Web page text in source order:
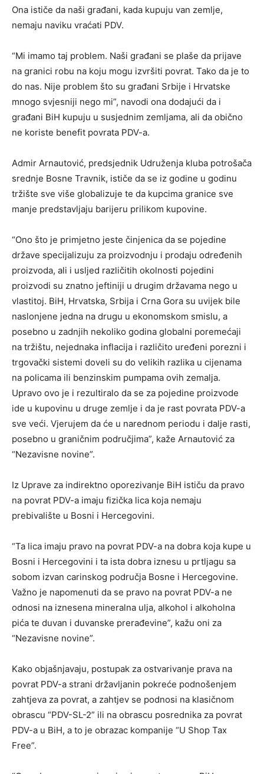
Ona ističe da naši građani, kada kupuju van zemlje,
nemaju naviku vraćati PDV.
“Mi imamo taj problem. Naši građani se plaše da prijave
na granici robu na koju mogu izvršiti povrat. Tako da je to
do nas. Nije problem što su građani Srbije i Hrvatske
mnogo svjesniji nego mi”, navodi ona dodajući da i
građani BiH kupuju u susjednim zemljama, ali da obično
ne koriste benefit povrata PDV-a.
Admir Arnautović, predsjednik Udruženja kluba potrošača
srednje Bosne Travnik, ističe da se iz godine u godinu
tržište sve više globalizuje te da kupcima granice sve
manje predstavljaju barijeru prilikom kupovine.
“Ono što je primjetno jeste činjenica da se pojedine
države specijalizuju za proizvodnju i prodaju određenih
proizvoda, ali i usljed različitih okolnosti pojedini
proizvodi su znatno jeftiniji u drugim državama nego u
vlastitoj. BiH, Hrvatska, Srbija i Crna Gora su uvijek bile
naslonjene jedna na drugu u ekonomskom smislu, a
posebno u zadnjih nekoliko godina globalni poremećaji
na tržištu, nejednaka inflacija i različito uređeni porezni i
trgovački sistemi doveli su do velikih razlika u cijenama
na policama ili benzinskim pumpama ovih zemalja.
Upravo ovo je i rezultiralo da se za pojedine proizvode
ide u kupovinu u druge zemlje i da je rast povrata PDV-a
sve veći. Vjerujem da će u narednom periodu i dalje rasti,
posebno u graničnim područjima”, kaže Arnautović za
“Nezavisne novine”.
Iz Uprave za indirektno oporezivanje BiH ističu da pravo
na povrat PDV-a imaju fizička lica koja nemaju
prebivalište u Bosni i Hercegovini.
“Ta lica imaju pravo na povrat PDV-a na dobra koja kupe u
Bosni i Hercegovini i ta ista dobra iznesu u prtljagu sa
sobom izvan carinskog područja Bosne i Hercegovine.
Važno je napomenuti da se pravo na povrat PDV-a ne
odnosi na iznesena mineralna ulja, alkohol i alkoholna
pića te duvan i duvanske prerađevine”, kažu oni za
“Nezavisne novine”.
Kako objašnjavaju, postupak za ostvarivanje prava na
povrat PDV-a strani državljanin pokreće podnošenjem
zahtjeva za povrat, a zahtjev se podnosi na klasičnom
obrascu “PDV-SL-2” ili na obrascu posrednika za povrat
PDV-a u BiH, a to je obrazac kompanije “U Shop Tax
Free”.